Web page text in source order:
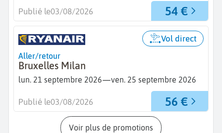
54 €
Publié le03/08/2026
Aller/retour
Bruxelles Milan
lun. 21 septembre 2026—ven. 25 septembre 2026
Vol direct
56 €
Publié le03/08/2026
Voir plus de promotions